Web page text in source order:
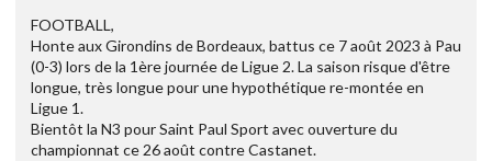
FOOTBALL,
Honte aux Girondins de Bordeaux, battus ce 7 août 2023 à Pau
(0-3) lors de la 1ère journée de Ligue 2. La saison risque d'être
longue, très longue pour une hypothétique re-montée en
Ligue 1.
Bientôt la N3 pour Saint Paul Sport avec ouverture du
championnat ce 26 août contre Castanet.